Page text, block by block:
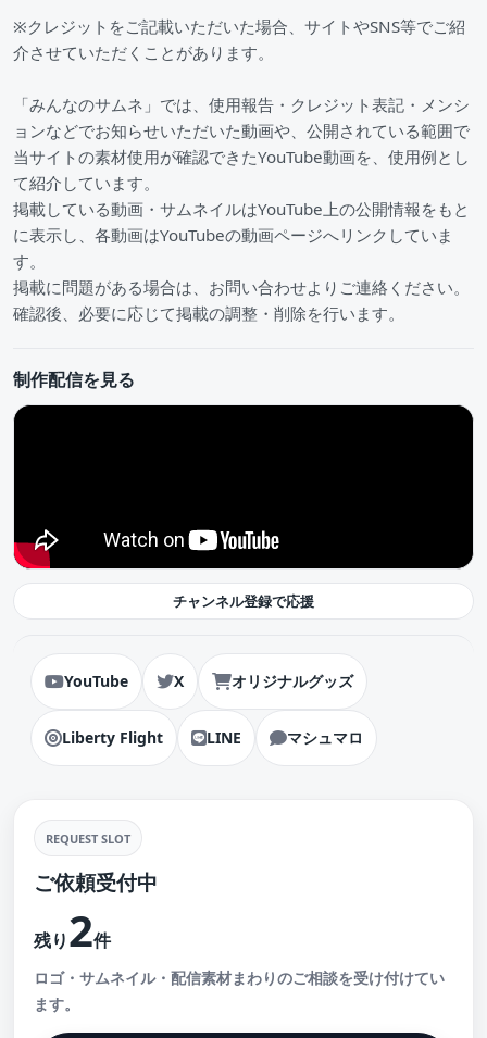
※クレジットをご記載いただいた場合、サイトやSNS等でご紹
介させていただくことがあります。
「みんなのサムネ」では、使用報告・クレジット表記・メンシ
ョンなどでお知らせいただいた動画や、公開されている範囲で
当サイトの素材使用が確認できたYouTube動画を、使用例とし
て紹介しています。
掲載している動画・サムネイルはYouTube上の公開情報をもと
に表示し、各動画はYouTubeの動画ページへリンクしていま
す。
掲載に問題がある場合は、お問い合わせよりご連絡ください。
確認後、必要に応じて掲載の調整・削除を行います。
制作配信を見る
チャンネル登録で応援
YouTube X オリジナルグッズ
Liberty Flight LINE マシュマロ
REQUEST SLOT
ご依頼受付中
残り2件
ロゴ・サムネイル・配信素材まわりのご相談を受け付けてい
ます。